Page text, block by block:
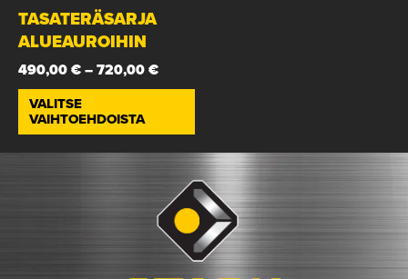
TASATERÄSARJA
ALUEAUROIHIN
490,00€–720,00€
VALITSE
VAIHTOEHDOISTA